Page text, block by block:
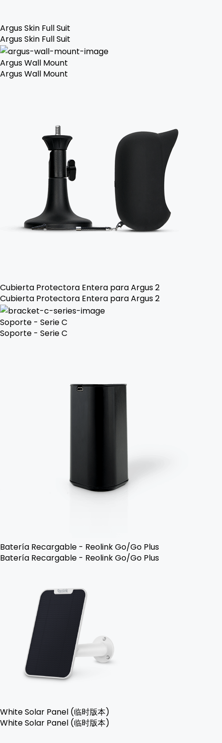
Argus Skin Full Suit
Argus Skin Full Suit
Argus Wall Mount
Argus Wall Mount
Cubierta Protectora Entera para Argus 2
Cubierta Protectora Entera para Argus 2
Soporte - Serie C
Soporte - Serie C
Batería Recargable - Reolink Go/Go Plus
Batería Recargable - Reolink Go/Go Plus
White Solar Panel (临时版本)
White Solar Panel (临时版本)